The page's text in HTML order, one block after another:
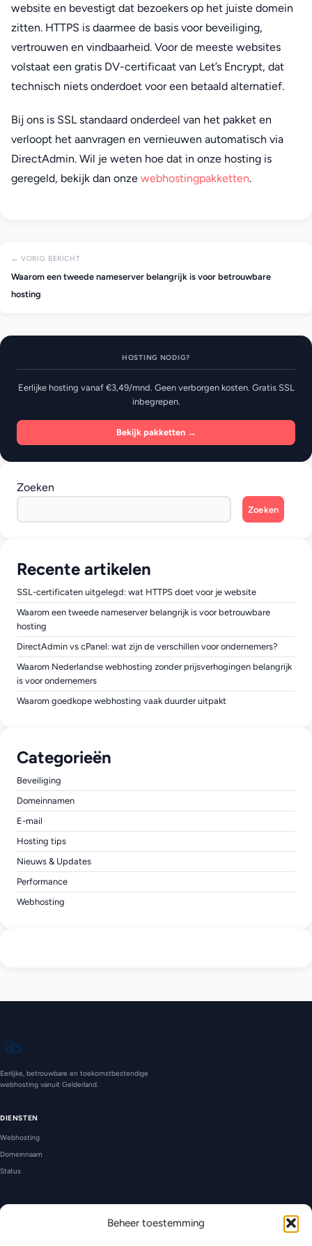
Beheer toestemming
website en bevestigt dat bezoekers op het juiste domein
zitten. HTTPS is daarmee de basis voor beveiliging,
vertrouwen en vindbaarheid. Voor de meeste websites
volstaat een gratis DV-certificaat van Let’s Encrypt, dat
technisch niets onderdoet voor een betaald alternatief.
Bij ons is SSL standaard onderdeel van het pakket en
verloopt het aanvragen en vernieuwen automatisch via
DirectAdmin. Wil je weten hoe dat in onze hosting is
geregeld, bekijk dan onze webhostingpakketten.
← VORIG BERICHT
Waarom een tweede nameserver belangrijk is voor betrouwbare
hosting
HOSTING NODIG?
Eerlijke hosting vanaf €3,49/mnd. Geen verborgen kosten. Gratis SSL
inbegrepen.
Bekijk pakketten →
Zoeken
Zoeken
Recente artikelen
SSL-certificaten uitgelegd: wat HTTPS doet voor je website
Waarom een tweede nameserver belangrijk is voor betrouwbare
hosting
DirectAdmin vs cPanel: wat zijn de verschillen voor ondernemers?
Waarom Nederlandse webhosting zonder prijsverhogingen belangrijk
is voor ondernemers
Waarom goedkope webhosting vaak duurder uitpakt
Categorieën
Beveiliging
Domeinnamen
E-mail
Hosting tips
Nieuws & Updates
Performance
Webhosting
Eerlijke, betrouwbare en toekomstbestendige
webhosting vanuit Gelderland.
DIENSTEN
Webhosting
Domeinnaam
Status
CONTACT